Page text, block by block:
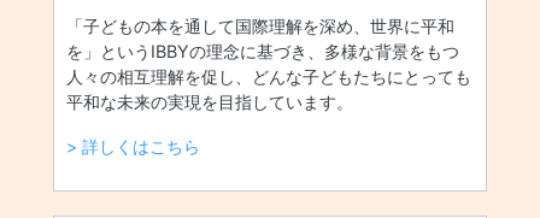
「子どもの本を通して国際理解を深め、世界に平和
を」というIBBYの理念に基づき、多様な背景をもつ
人々の相互理解を促し、どんな子どもたちにとっても
平和な未来の実現を目指しています。
> 詳しくはこちら